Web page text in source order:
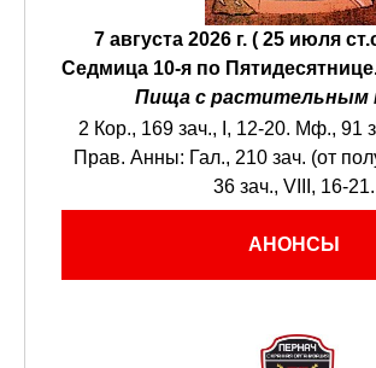
7 августа 2026 г. ( 25 июля
Седмица 10-я по
Пища с растительным
2 Кор., 169 зач., I, 12-20. Мф., 91
Прав. Анны: Гал., 210 зач. (от
36 зач., VIII, 16-21.
АНОНСЫ